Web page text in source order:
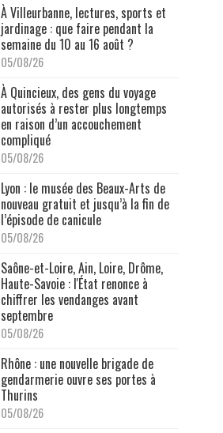
À Villeurbanne, lectures, sports et
jardinage : que faire pendant la
semaine du 10 au 16 août ?
05/08/26
À Quincieux, des gens du voyage
autorisés à rester plus longtemps
en raison d’un accouchement
compliqué
05/08/26
Lyon : le musée des Beaux-Arts de
nouveau gratuit et jusqu’à la fin de
l’épisode de canicule
05/08/26
Saône-et-Loire, Ain, Loire, Drôme,
Haute-Savoie : l'État renonce à
chiffrer les vendanges avant
septembre
05/08/26
Rhône : une nouvelle brigade de
gendarmerie ouvre ses portes à
Thurins
05/08/26